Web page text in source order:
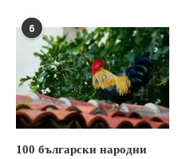
6
100 български народни